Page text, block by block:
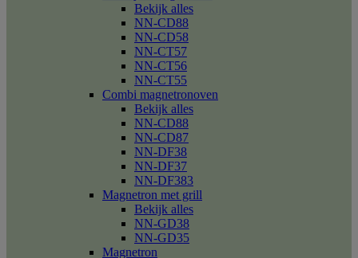
Bekijk alles
NN-CD88
NN-CD58
NN-CT57
NN-CT56
NN-CT55
Combi magnetronoven
Bekijk alles
NN-CD88
NN-CD87
NN-DF38
NN-DF37
NN-DF383
Magnetron met grill
Bekijk alles
NN-GD38
NN-GD35
Magnetron